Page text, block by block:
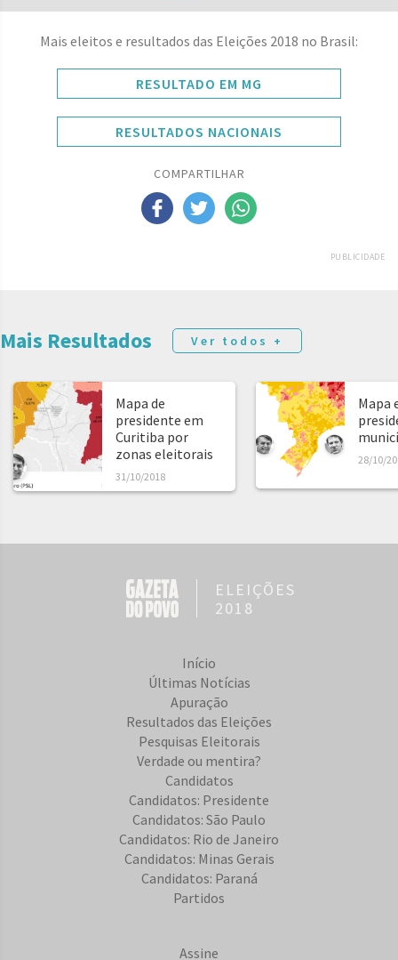
Mais eleitos e resultados das Eleições 2018 no Brasil:
RESULTADO EM MG
RESULTADOS NACIONAIS
COMPARTILHAR
PUBLICIDADE
Mais Resultados Ver todos +
Mapa de
presidente em
Curitiba por
zonas eleitorais
31/10/2018
Mapa
28/10/
ELEIÇÕES
2018
Início
Últimas Notícias
Apuração
Resultados das Eleições
Pesquisas Eleitorais
Verdade ou mentira?
Candidatos
Candidatos: Presidente
Candidatos: São Paulo
Candidatos: Rio de Janeiro
Candidatos: Minas Gerais
Candidatos: Paraná
Partidos
Assine